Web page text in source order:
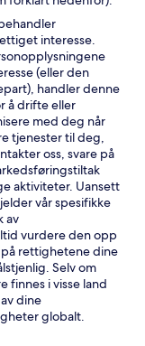
interesse.
(eller den
handler denne
å drifte eller
med deg når
tjenester til deg,
oss, svare på
aktiviteter. Uansett
vår spesifikke
av
vurdere den opp
rettighetene dine
Selv om
finnes i visse land
dine
globalt.